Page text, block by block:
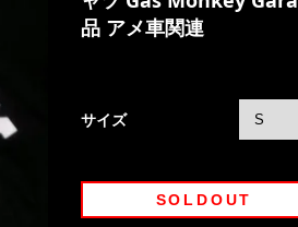
品 アメ車関連
サイズ
SOLDOUT